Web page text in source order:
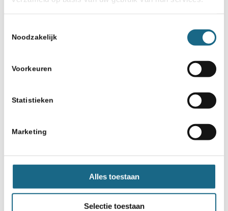
Noodzakelijk
Voorkeuren
Statistieken
Marketing
Alles toestaan
Selectie toestaan